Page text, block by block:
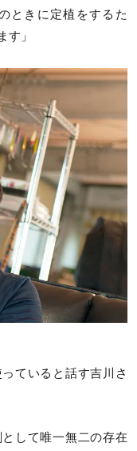
ときに定植をするた
す」
ていると話す吉川さ
して唯一無二の存在